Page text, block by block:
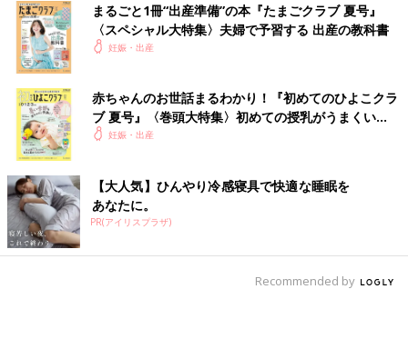
まるごと1冊“出産準備”の本『たまごクラブ 夏号』
〈スペシャル大特集〉夫婦で予習する 出産の教科書
妊娠・出産
赤ちゃんのお世話まるわかり！『初めてのひよこクラ
ブ 夏号』〈巻頭大特集〉初めての授乳がうまくい
く！ おっぱい・ミルクの基本と夏のトラブル 解決テ
妊娠・出産
【大人気】ひんやり冷感寝具で快適な睡眠を
あなたに。
PR(アイリスプラザ)
Recommended by